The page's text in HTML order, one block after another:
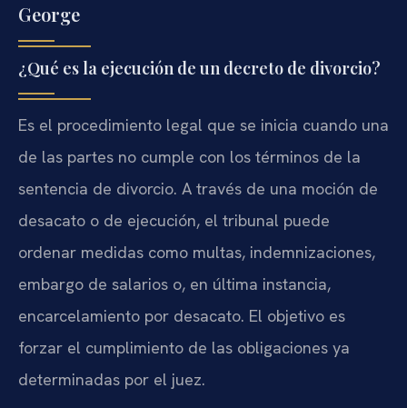
George
¿Qué es la ejecución de un decreto de divorcio?
Es el procedimiento legal que se inicia cuando una
de las partes no cumple con los términos de la
sentencia de divorcio. A través de una moción de
desacato o de ejecución, el tribunal puede
ordenar medidas como multas, indemnizaciones,
embargo de salarios o, en última instancia,
encarcelamiento por desacato. El objetivo es
forzar el cumplimiento de las obligaciones ya
determinadas por el juez.